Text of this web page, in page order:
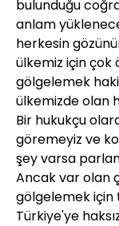
bulunduğu
anlam
herkesin
ülkemiz için çok
gölgelemek
ülkemizde olan
Bir hukukçu
göremeyiz ve
şey varsa
Ancak var olan
gölgelemek için
Türkiye'ye